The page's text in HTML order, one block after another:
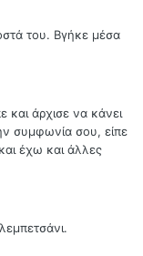
του. Βγήκε μέσα
και άρχισε να κάνει
συμφωνία σου, είπε
έχω και άλλες